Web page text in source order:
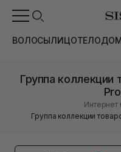
ВОЛОСЫЛИЦОТЕЛО
Группа коллекции
Интернет
Группа коллекции